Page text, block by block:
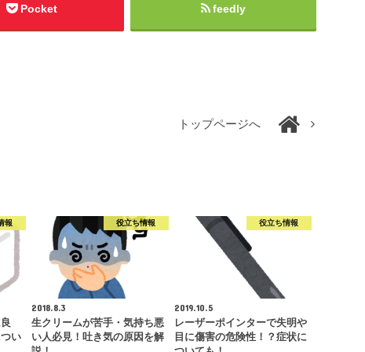
Pocket feedly
トップページへ
報
い
役立ち情報
2018.8.3
生クリームが苦手・気持ち悪
い人必見！吐き気の原因を解
役立ち情報
2019.10.5
レーザーポインターで失明や
目に傷害の危険性！？症状に